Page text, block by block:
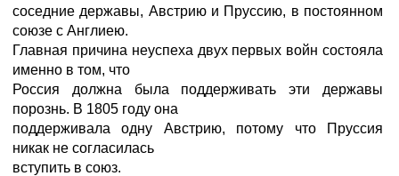
соседние державы, Австрию и Пруссию, в постоянном
союзе с Англиею.
Главная причина неуспеха двух первых войн состояла
именно в том, что
Россия должна была поддерживать эти державы
порознь. В 1805 году она
поддерживала одну Австрию, потому что Пруссия
никак не согласилась
вступить в союз.